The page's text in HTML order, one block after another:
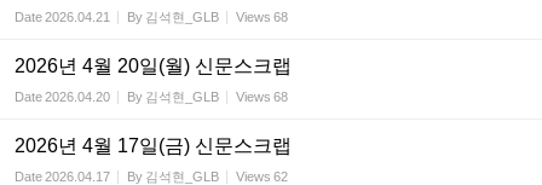
Date2026.04.21 By 김석현_GLB Views 68
2026년 4월 20일(월) 신문스크랩
Date2026.04.20 By 김석현_GLB Views 68
2026년 4월 17일(금) 신문스크랩
Date2026.04.17 By 김석현_GLB Views 62